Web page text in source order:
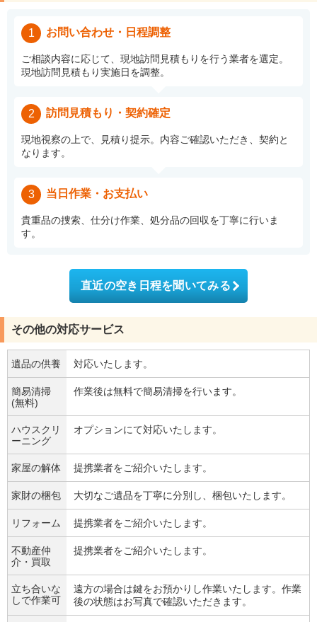
1 お問い合わせ・日程調整
ご相談内容に応じて、現地訪問見積もりを行う業者を選定。
現地訪問見積もり実施日を調整。
2 訪問見積もり・契約確定
現地視察の上で、見積り提示。内容ご確認いただき、契約と
なります。
3 当日作業・お支払い
貴重品の捜索、仕分け作業、処分品の回収を丁寧に行いま
す。
直近の空き日程を聞いてみる
その他の対応サービス
遺品の供養 対応いたします。
簡易清掃
(無料)
作業後は無料で簡易清掃を行います。
ハウスクリ
ーニング
オプションにて対応いたします。
家屋の解体 提携業者をご紹介いたします。
家財の梱包 大切なご遺品を丁寧に分別し、梱包いたします。
リフォーム 提携業者をご紹介いたします。
不動産仲
介・買取
提携業者をご紹介いたします。
立ち合いな
しで作業可
遠方の場合は鍵をお預かりし作業いたします。作業
後の状態はお写真で確認いただきます。